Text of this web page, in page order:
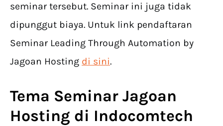
seminar tersebut. Seminar ini juga tidak
dipunggut biaya. Untuk link pendaftaran
Seminar Leading Through Automation by
Jagoan Hosting di sini.
Tema Seminar Jagoan
Hosting di Indocomtech